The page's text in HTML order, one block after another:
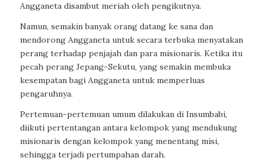
Angganeta disambut meriah oleh pengikutnya.
Namun, semakin banyak orang datang ke sana dan
mendorong Angganeta untuk secara terbuka menyatakan
perang terhadap penjajah dan para misionaris. Ketika itu
pecah perang Jepang-Sekutu, yang semakin membuka
kesempatan bagi Angganeta untuk memperluas
pengaruhnya.
Pertemuan-pertemuan umum dilakukan di Insumbabi,
diikuti pertentangan antara kelompok yang mendukung
misionaris dengan kelompok yang menentang misi,
sehingga terjadi pertumpahan darah.